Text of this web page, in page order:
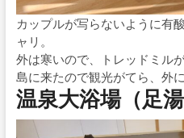
カップルが写らないように有
ャリ。
外は寒いので、トレッドミル
島に来たので観光がてら、外
温泉大浴場（足湯